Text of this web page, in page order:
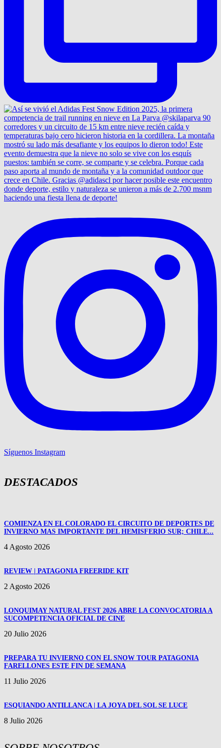
Síguenos Instagram
DESTACADOS
COMIENZA EN EL COLORADO EL CIRCUITO DE DEPORTES DE
INVIERNO MAS IMPORTANTE DEL HEMISFERIO SUR; CHILE...
4 Agosto 2026
REVIEW | PATAGONIA FREERIDE KIT
2 Agosto 2026
LONQUIMAY NATURAL FEST 2026 ABRE LA CONVOCATORIA A
SUCOMPETENCIA OFICIAL DE CINE
20 Julio 2026
PREPARA TU INVIERNO CON EL SNOW TOUR PATAGONIA
FARELLONES ESTE FIN DE SEMANA
11 Julio 2026
ESQUIANDO ANTILLANCA | LA JOYA DEL SOL SE LUCE
8 Julio 2026